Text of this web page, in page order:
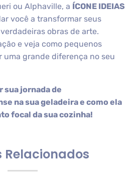
ou Alphaville, a ÍCONE IDEIAS
você a transformar seus
obras de arte.
e veja como pequenos
uma grande diferença no seu
sua jornada de
na sua geladeira e como ela
focal da sua cozinha!
Relacionados